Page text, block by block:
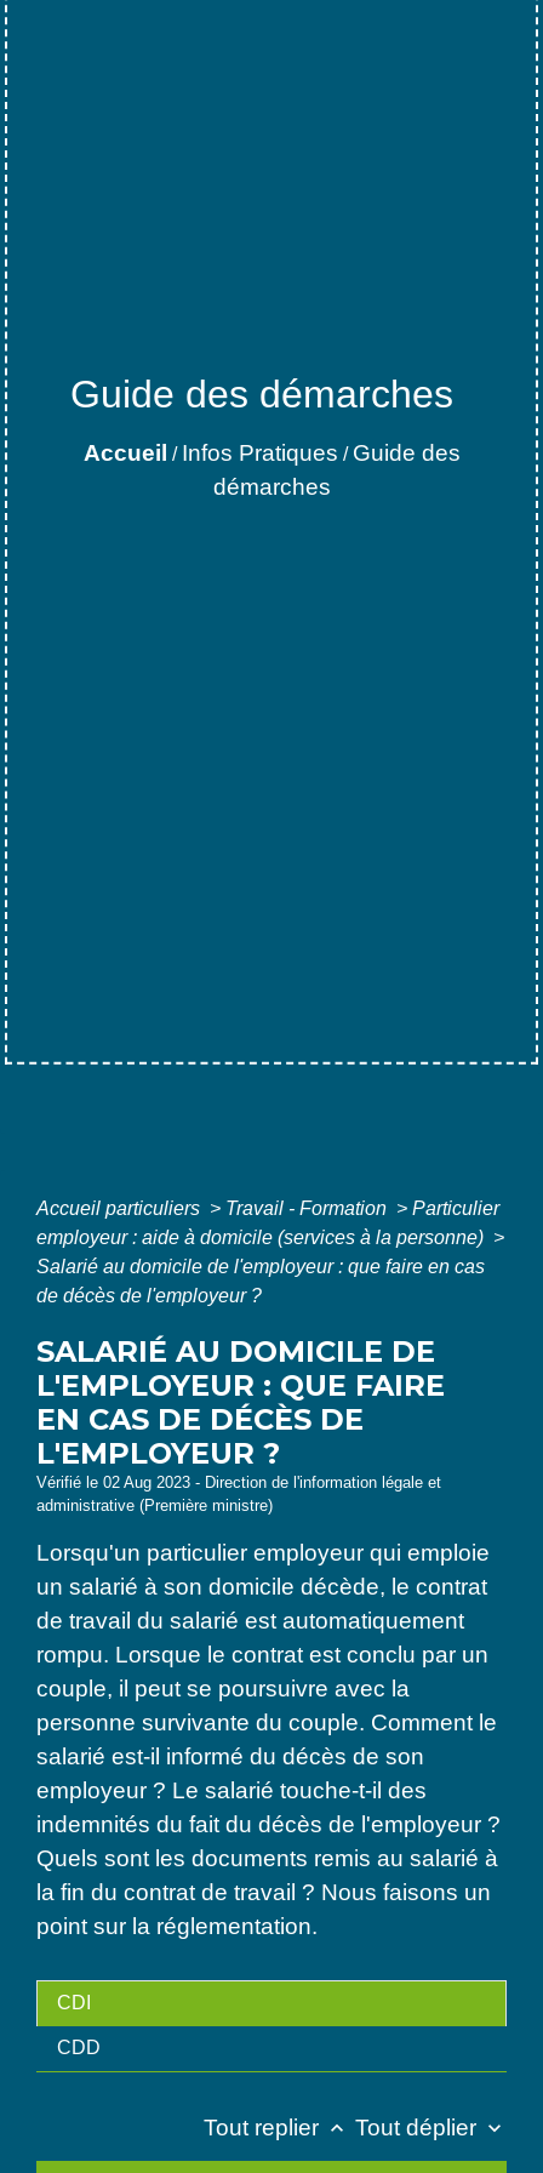
Guide des démarches
Accueil / Infos Pratiques / Guide des
démarches
Accueil particuliers > Travail - Formation > Particulier
employeur : aide à domicile (services à la personne) >
Salarié au domicile de l'employeur : que faire en cas
de décès de l'employeur ?
SALARIÉ AU DOMICILE DE
L'EMPLOYEUR : QUE FAIRE
EN CAS DE DÉCÈS DE
L'EMPLOYEUR ?
Vérifié le 02 Aug 2023 - Direction de l'information légale et
administrative (Première ministre)
Lorsqu'un particulier employeur qui emploie
un salarié à son domicile décède, le contrat
de travail du salarié est automatiquement
rompu. Lorsque le contrat est conclu par un
couple, il peut se poursuivre avec la
personne survivante du couple. Comment le
salarié est-il informé du décès de son
employeur ? Le salarié touche-t-il des
indemnités du fait du décès de l'employeur ?
Quels sont les documents remis au salarié à
la fin du contrat de travail ? Nous faisons un
point sur la réglementation.
CDI
CDD
Tout replier keyboard_arrow_up Tout déplier keyboard_arrow_down